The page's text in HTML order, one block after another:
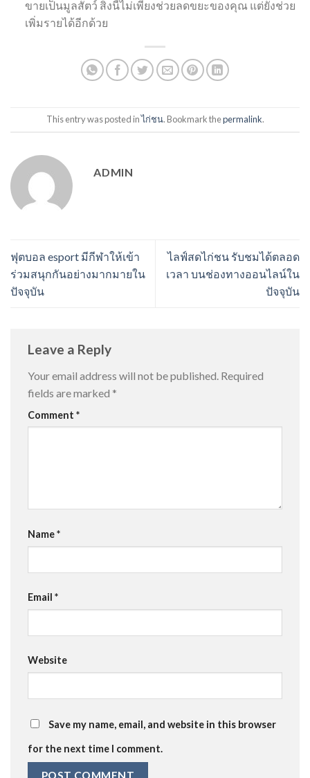
ขายเป็นมูลสัตว์ สิ่งนี้ไม่เพียงช่วยลดขยะของคุณ แต่ยังช่วย
เพิ่มรายได้อีกด้วย
This entry was posted inไก่ชน. Bookmark thepermalink.
ADMIN
ฟุตบอล esport มีกีฬาให้เข้า
ร่วมสนุกกันอย่างมากมายใน
ปัจจุบัน
ไลฟ์สดไก่ชน รับชมได้ตลอด
เวลา บนช่องทางออนไลน์ใน
ปัจจุบัน
Leave a Reply
Your email address will not be published. Required
fields are marked *
Comment *
Name*
Email *
Website
Save my name, email, and website in this browser
for the next time I comment.